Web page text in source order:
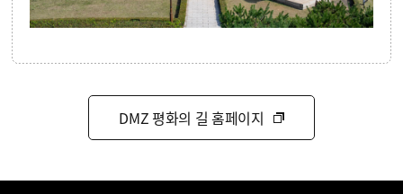
DMZ 평화의 길 홈페이지